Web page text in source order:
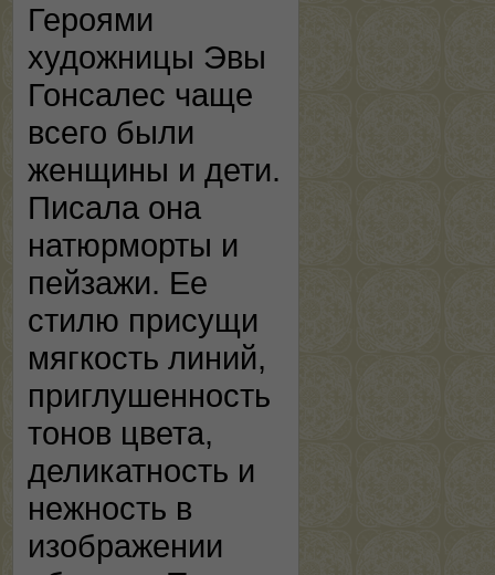
Героями
художницы Эвы
Гонсалес чаще
всего были
женщины и дети.
Писала она
натюрморты и
пейзажи. Ее
стилю присущи
мягкость линий,
приглушенность
тонов цвета,
деликатность и
нежность в
изображении